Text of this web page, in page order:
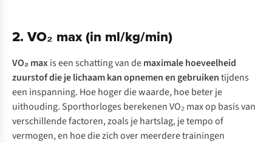
2. VO₂ max (in ml/kg/min)
VO₂ maxis een schatting van demaximale hoeveelheid
zuurstof die je lichaam kan opnemen en gebruikentijdens
een inspanning. Hoe hoger die waarde, hoe beter je
uithouding. Sporthorloges berekenen VO₂ max op basis van
verschillende factoren, zoals je hartslag, je tempo of
vermogen, en hoe die zich over meerdere trainingen